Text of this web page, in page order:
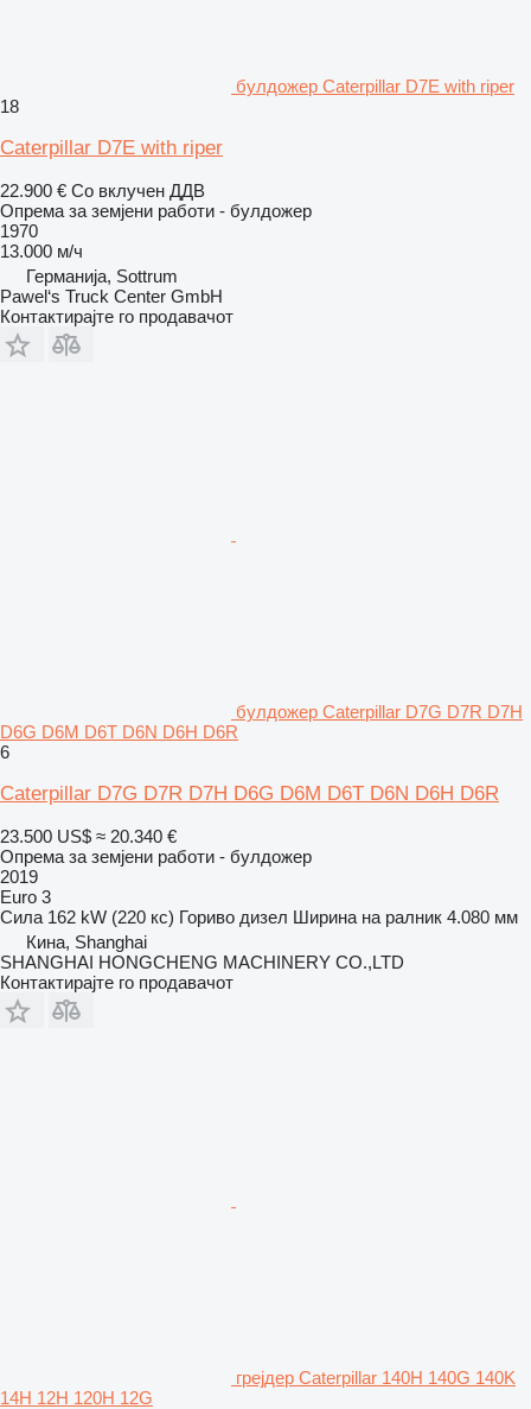
булдожер Caterpillar D7E with riper
18
Caterpillar D7E with riper
22.900 € Со вклучен ДДВ
Опрема за земјени работи - булдожер
1970
13.000 м/ч
Германија, Sottrum
Pawel‘s Truck Center GmbH
Контактирајте го продавачот
булдожер Caterpillar D7G D7R D7H
D6G D6M D6T D6N D6H D6R
6
Caterpillar D7G D7R D7H D6G D6M D6T D6N D6H D6R
23.500 US$ ≈ 20.340 €
Опрема за земјени работи - булдожер
2019
Euro 3
Сила 162 kW (220 кс) Гориво дизел Ширина на ралник 4.080 мм
Кина, Shanghai
SHANGHAI HONGCHENG MACHINERY CO.,LTD
Контактирајте го продавачот
грејдер Caterpillar 140H 140G 140K
14H 12H 120H 12G